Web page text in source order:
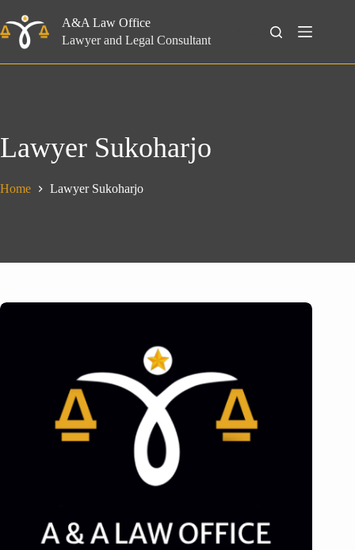
to
content
A&A Law Office
Lawyer and Legal Consultant
Search
Lawyer Sukoharjo
Home Lawyer Sukoharjo